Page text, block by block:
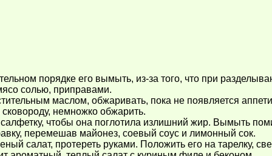
порядке его вымыть, из-за того, что при
солью, приправами.
маслом, обжаривать, пока не появляется
немножко обжарить.
чтобы она поглотила излишний жир. Вымыть
перемешав майонез, соевый соус и лимонный сок.
салат, протереть руками. Положить его на тарелку,